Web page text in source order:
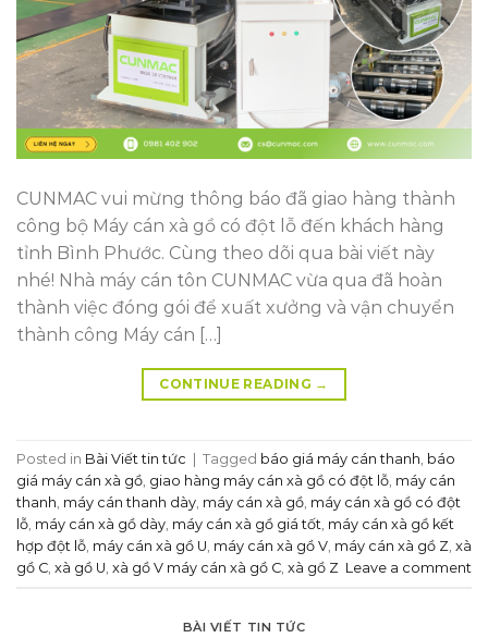
CUNMAC vui mừng thông báo đã giao hàng thành
công bộ Máy cán xà gồ có đột lỗ đến khách hàng
tỉnh Bình Phước. Cùng theo dõi qua bài viết này
nhé! Nhà máy cán tôn CUNMAC vừa qua đã hoàn
thành việc đóng gói để xuất xưởng và vận chuyển
thành công Máy cán […]
CONTINUE READING →
Posted in Bài Viết tin tức | Tagged báo giá máy cán thanh báo
giá máy cán xà gồ giao hàng máy cán xà gồ có đột lỗ máy cán
thanh máy cán thanh dày máy cán xà gồ máy cán xà gồ có đột
lỗ máy cán xà gồ dày máy cán xà gồ giá tốt máy cán xà gồ kết
hợp đột lỗ máy cán xà gồ U máy cán xà gồ V máy cán xà gồ Z xà
gồ C xà gồ U xà gồ V máy cán xà gồ C xà gồ Z Leave a comment
BÀI VIẾT TIN TỨC